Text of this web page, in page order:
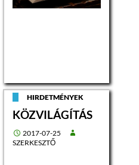
Az ingatlan
megtekintésének,
valamint az
árverésre
feltevésének,
információszerzés
HIRDETMÉNYEK
KÖZVILÁGÍTÁS
2017-07-25
SZERKESZTŐ